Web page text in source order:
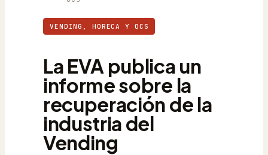
VENDING, HORECA Y OCS
La EVA publica un
informe sobre la
recuperación de la
industria del
Vending